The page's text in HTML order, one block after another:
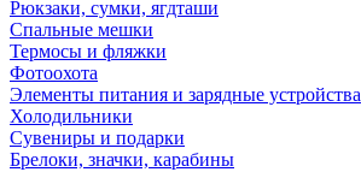
Рюкзаки, сумки, ягдташи
Спальные мешки
Термосы и фляжки
Фотоохота
Элементы питания и зарядные устройства
Холодильники
Сувениры и подарки
Брелоки, значки, карабины